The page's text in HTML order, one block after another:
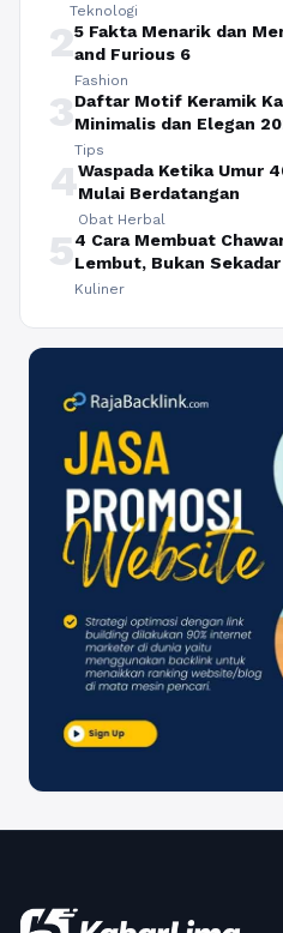
Teknologi
25 Fakta Menarik dan
and Furious 6
Fashion
3Daftar Motif Keramik
Minimalis dan Elegan
Tips
4Waspada Ketika Umur
Mulai Berdatangan
Obat Herbal
54 Cara Membuat
Lembut, Bukan
Kuliner